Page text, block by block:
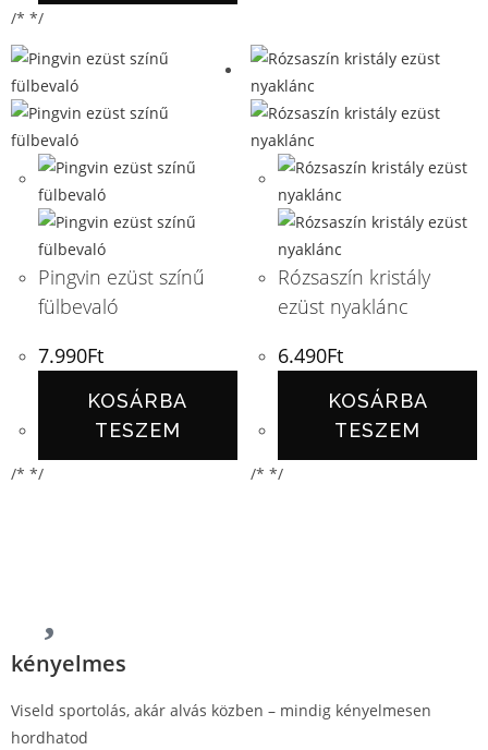
/* */
Pingvin ezüst színű
fülbevaló
7.990Ft
KOSÁRBA
TESZEM
/* */
Rózsaszín kristály
ezüst nyaklánc
6.490Ft
KOSÁRBA
TESZEM
/* */
kényelmes
Viseld sportolás, akár alvás közben – mindig kényelmesen
hordhatod